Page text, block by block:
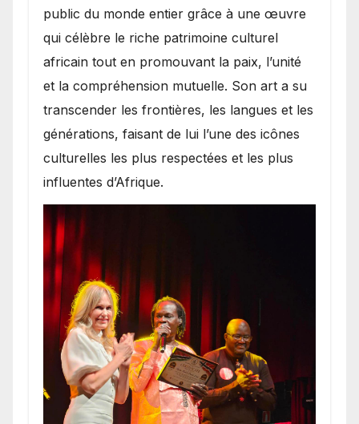
public du monde entier grâce à une œuvre
qui célèbre le riche patrimoine culturel
africain tout en promouvant la paix, l’unité
et la compréhension mutuelle. Son art a su
transcender les frontières, les langues et les
générations, faisant de lui l’une des icônes
culturelles les plus respectées et les plus
influentes d’Afrique.